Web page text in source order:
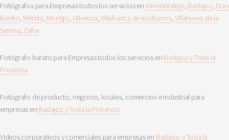
Fotógrafos para Empresas todos los servicios enAlmendralejo, Badajoz, Don
Benito, Mérida, Montijo, Olivenza,Villafranca de los Barros,Villanueva de la
Serena, Zafra
Fotógrafo barato para Empresas todos los servicios en Badajoz y Toda la
Provincia
Fotógrafo de producto, negocio, locales, comercios e industrial para
empresas en Badajoz y Toda la Provincia
Videos corporativos y comerciales para empresas en Badajoz y Toda la